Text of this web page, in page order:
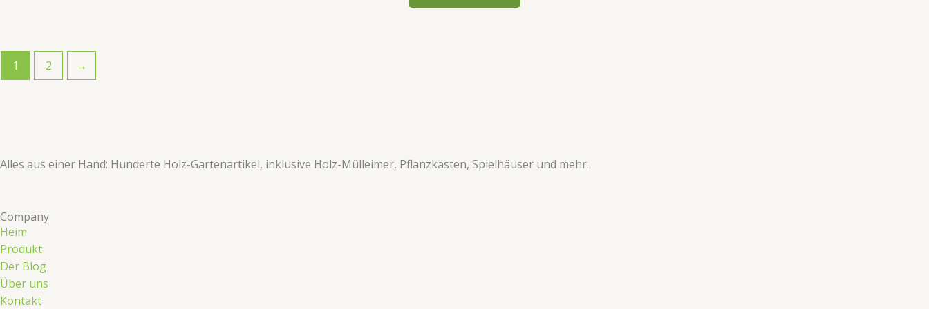
1 2 →
​​Alles aus einer Hand: Hunderte Holz-Gartenartikel, inklusive Holz-Mülleimer, Pflanzkästen, Spielhäuser und mehr.​​
Company
Heim
Produkt
Der Blog
Über uns
Kontakt